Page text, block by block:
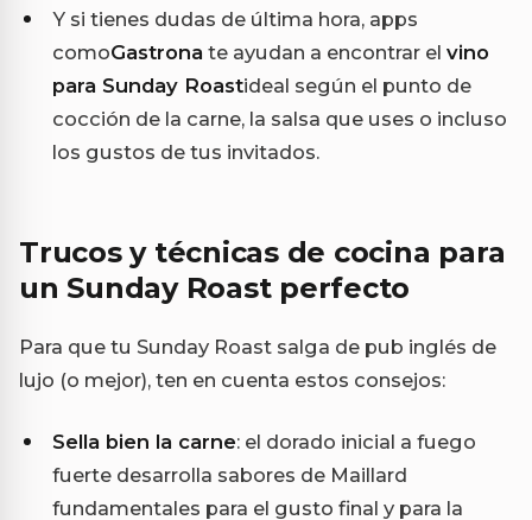
Y si tienes dudas de última hora, apps
comoGastrona te ayudan a encontrar el vino
para Sunday Roastideal según el punto de
cocción de la carne, la salsa que uses o incluso
los gustos de tus invitados.
Trucos y técnicas de cocina para
un Sunday Roast perfecto
Para que tu Sunday Roast salga de pub inglés de
lujo (o mejor), ten en cuenta estos consejos:
Sella bien la carne: el dorado inicial a fuego
fuerte desarrolla sabores de Maillard
fundamentales para el gusto final y para la